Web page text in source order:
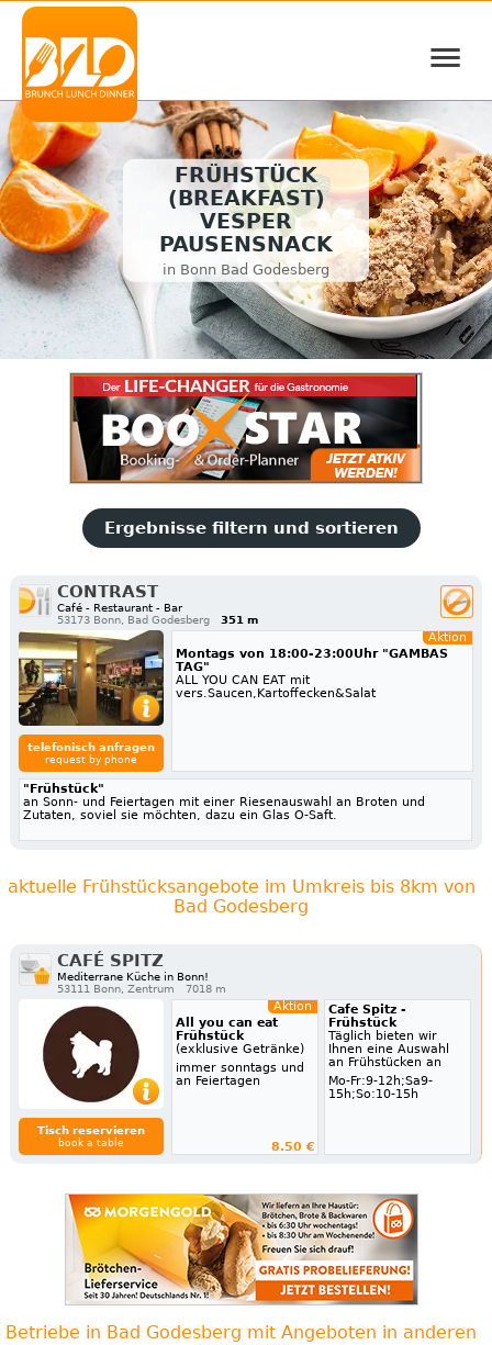
≡
FRÜHSTÜCK
(BREAKFAST)
VESPER
PAUSENSNACK
in Bonn Bad Godesberg
Ergebnisse filtern und sortieren
CONTRAST
Café - Restaurant - Bar
53173 Bonn, Bad Godesberg
351 m
telefonisch anfragen
request by phone
Aktion
Montags von 18:00-23:00Uhr "GAMBAS
TAG"
ALL YOU CAN EAT mit
vers.Saucen,Kartoffecken&Salat
"Frühstück"
an Sonn- und Feiertagen mit einer Riesenauswahl an Broten und
Zutaten, soviel sie möchten, dazu ein Glas O-Saft.
aktuelle Frühstücksangebote im Umkreis bis 8km von
Bad Godesberg
CAFÉ SPITZ
Mediterrane Küche in Bonn!
53111 Bonn, Zentrum
7018 m
Tisch reservieren
book a table
Aktion
All you can eat
Frühstück
(exklusive Getränke)
immer sonntags und
an Feiertagen
8.50 €
Cafe Spitz -
Frühstück
Täglich bieten wir
Ihnen eine Auswahl
an Frühstücken an
Mo-Fr:9-12h;Sa9-
15h;So:10-15h
Betriebe in Bad Godesberg mit Angeboten in anderen